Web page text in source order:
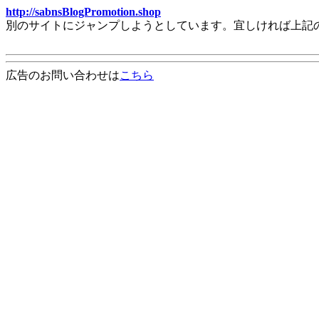
http://sabnsBlogPromotion.shop
別のサイトにジャンプしようとしています。宜しければ上
広告のお問い合わせはこちら